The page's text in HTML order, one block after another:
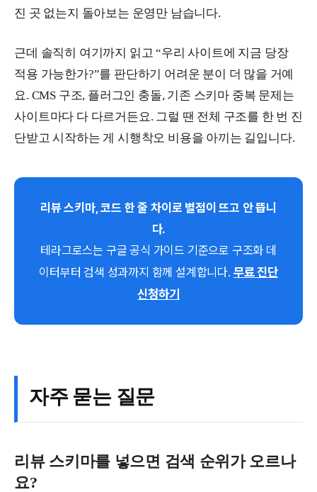
진 곳 없는지 돌아보는 운영만 남습니다.
근데 솔직히 여기까지 읽고 “우리 사이트에 지금 당장
적용 가능한가?”를 판단하기 어려운 분이 더 많을 거예
요. CMS 구조, 플러그인 충돌, 기존 스키마 중복 문제는
사이트마다 다 다르거든요. 그럴 땐 전체 구조를 한 번 진
단받고 시작하는 게 시행착오 비용을 아끼는 길입니다.
리뷰 스키마, 코드 한 줄 차이로 별점이 뜨고 안 뜹니
다.
테라그로스는 구글 공식 가이드 기준으로 구조화 데
이터부터 검색 성과까지 함께 설계합니다. 무료 진단
신청하기
자주 묻는 질문
리뷰 스키마를 넣으면 검색 순위가 오르나
요?